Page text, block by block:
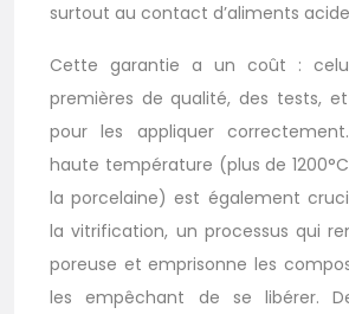
surtout au contact d’aliments
Cette garantie a un coût :
premières de qualité, des tests,
pour les appliquer
haute température (plus de
la porcelaine) est également
la vitrification, un processus qui
poreuse et emprisonne les
les empêchant de se libérer.